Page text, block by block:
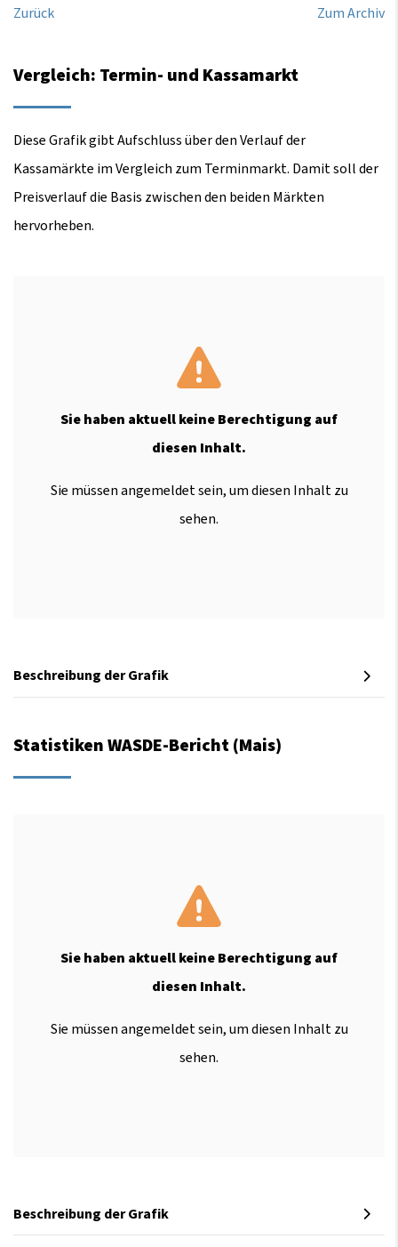
Zurück Zum Archiv
Vergleich: Termin- und Kassamarkt
Diese Grafik gibt Aufschluss über den Verlauf der
Kassamärkte im Vergleich zum Terminmarkt. Damit soll der
Preisverlauf die Basis zwischen den beiden Märkten
hervorheben.
Sie haben aktuell keine Berechtigung auf
diesen Inhalt.
Sie müssen angemeldet sein, um diesen Inhalt zu
sehen.
Beschreibung der Grafik
Statistiken WASDE-Bericht (Mais)
Sie haben aktuell keine Berechtigung auf
diesen Inhalt.
Sie müssen angemeldet sein, um diesen Inhalt zu
sehen.
Beschreibung der Grafik